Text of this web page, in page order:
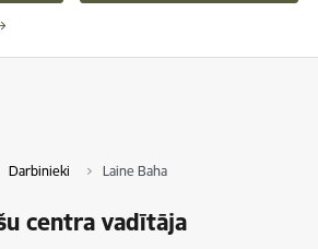
Darbinieki Laine Baha
centra vadītāja